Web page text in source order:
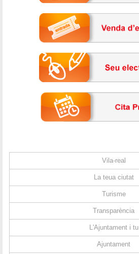
Vila-real
La teua ciutat
Turisme
Transparència
L'Ajuntament i tu
Ajuntament